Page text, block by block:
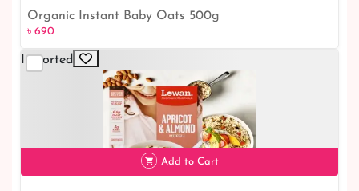
৳ 690
Organic Instant Baby Oats 500g
৳ 690
Imported
Add to Cart